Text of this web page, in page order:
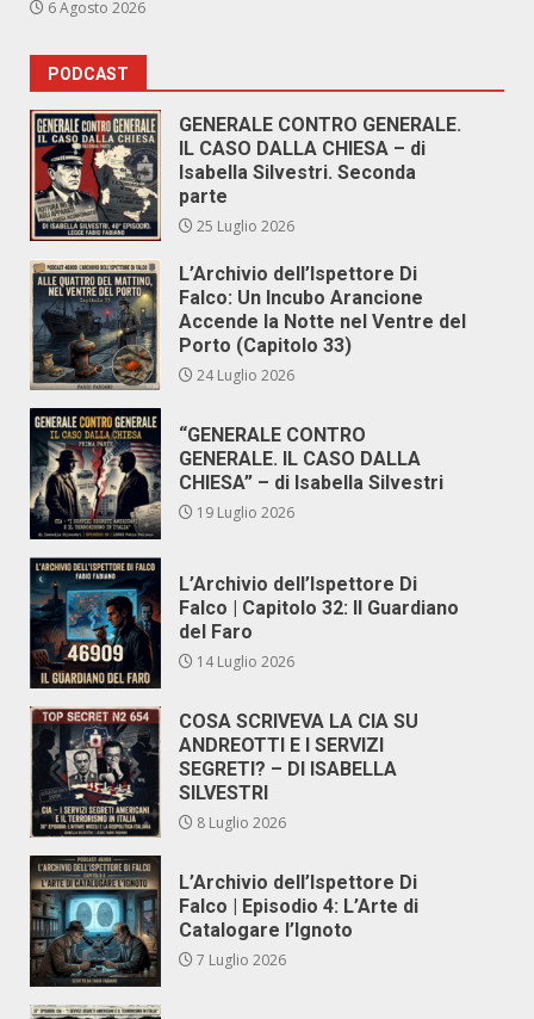
6 Agosto 2026
PODCAST
GENERALE CONTRO GENERALE.
IL CASO DALLA CHIESA – di
Isabella Silvestri. Seconda
parte
25 Luglio 2026
L’Archivio dell’Ispettore Di
Falco: Un Incubo Arancione
Accende la Notte nel Ventre del
Porto (Capitolo 33)
24 Luglio 2026
“GENERALE CONTRO
GENERALE. IL CASO DALLA
CHIESA” – di Isabella Silvestri
19 Luglio 2026
L’Archivio dell’Ispettore Di
Falco | Capitolo 32: Il Guardiano
del Faro
14 Luglio 2026
COSA SCRIVEVA LA CIA SU
ANDREOTTI E I SERVIZI
SEGRETI? – DI ISABELLA
SILVESTRI
8 Luglio 2026
L’Archivio dell’Ispettore Di
Falco | Episodio 4: L’Arte di
Catalogare l’Ignoto
7 Luglio 2026